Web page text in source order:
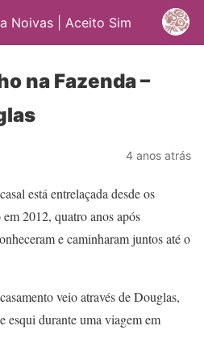
Noivas | Aceito Sim
na Fazenda –
4 anos atrás
está entrelaçada desde os
2012, quatro anos após
e caminharam juntos até o
veio através de Douglas,
esqui durante uma viagem em